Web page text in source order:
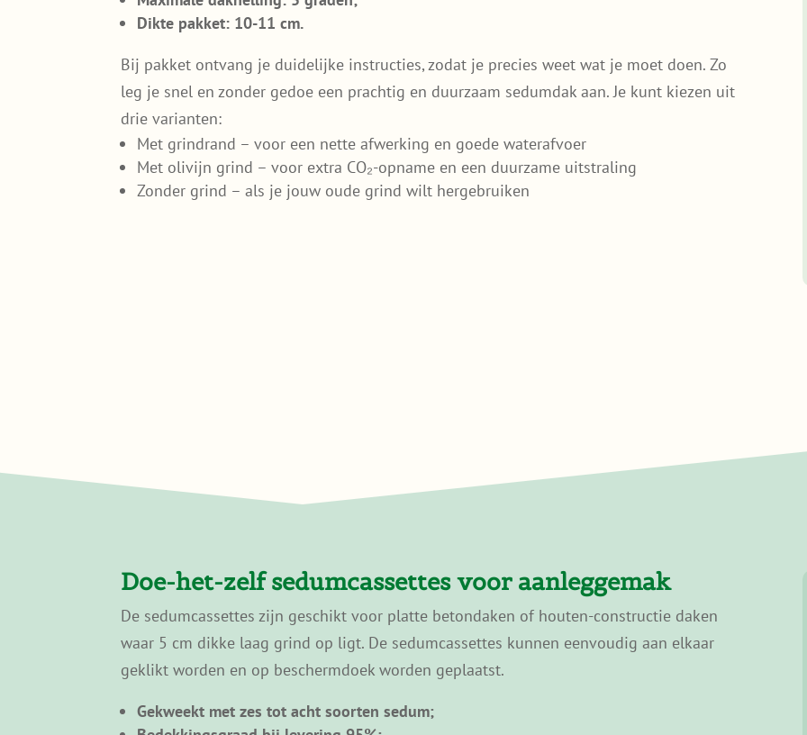
Sedummatten gekweekt met zes tot acht soorten sedum;
Bedekkingsgraad bij levering 95%.
Verzadigd gewicht: 85-90kg/m2;
Waterbuffering: 30 – 35 liter/m2;
Maximale dakhelling: 5 graden;
Dikte pakket: 10-11 cm.
Bij pakket ontvang je duidelijke instructies, zodat je precies weet wat je moet doen. Zo
leg je snel en zonder gedoe een prachtig en duurzaam sedumdak aan. Je kunt kiezen uit
Doe-het-zelf sedumcassettes voor aanleggemak
De sedumcassettes zijn geschikt voor platte betondaken of houten-constructie daken